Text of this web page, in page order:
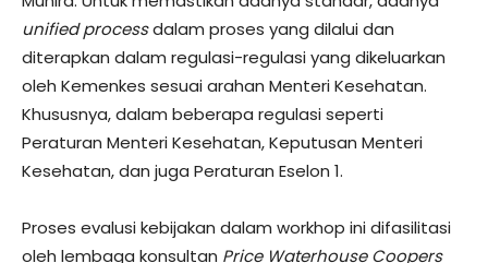
unified processdalam proses yang dilalui dan
diterapkan dalam regulasi-regulasi yang dikeluarkan
oleh Kemenkes sesuai arahan Menteri Kesehatan.
Khususnya, dalam beberapa regulasi seperti
Peraturan Menteri Kesehatan, Keputusan Menteri
Kesehatan, dan juga Peraturan Eselon 1.
Proses evalusi kebijakan dalam workhop ini difasilitasi
oleh lembaga konsultan PriceWaterhouse Coopers